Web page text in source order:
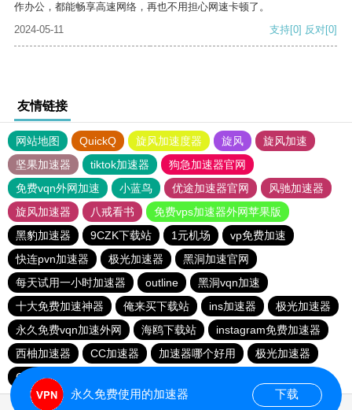
作办公，都能畅享高速网络，再也不用担心网速卡顿了。
2024-05-11
支持[0] 反对[0]
友情链接
网站地图 QuickQ 旋风加速度器 旋风
旋风加速
坚果加速器
tiktok加速器
狗急加速器官网
免费vqn外网加速
小蓝鸟 优途加速器官网
风驰加速器
旋风加速器
八戒看书
免费vps加速器外网苹果版
黑豹加速器
9CZK下载站 1元机场
vp免费加速
快连pvn加速器
极光加速器
黑洞加速官网
每天试用一小时加速器
outline
黑洞vqn加速
十大免费加速神器
俺来买下载站 ins加速器
极光加速器
永久免费vqn加速外网
海鸥下载站
instagram免费加速器
西柚加速器
CC加速器 加速器哪个好用
极光加速器
CC加速器
永久免费使用的加速器 下载